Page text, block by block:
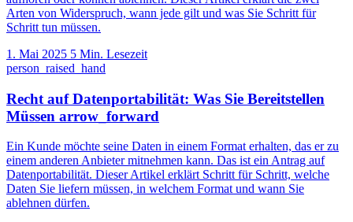
Arten von Widerspruch, wann jede gilt und was Sie Schritt für
Schritt tun müssen.
1. Mai 2025 5 Min. Lesezeit
person_raised_hand
Recht auf Datenportabilität: Was Sie Bereitstellen
Müssen arrow_forward
Ein Kunde möchte seine Daten in einem Format erhalten, das er zu
einem anderen Anbieter mitnehmen kann. Das ist ein Antrag auf
Datenportabilität. Dieser Artikel erklärt Schritt für Schritt, welche
Daten Sie liefern müssen, in welchem Format und wann Sie
ablehnen dürfen.